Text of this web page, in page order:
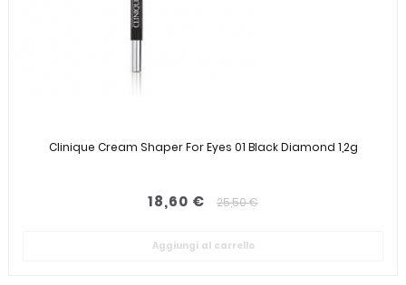
Clinique Cream Shaper For Eyes 01 Black Diamond 1,2g
18,60 € 25,50 €
Aggiungi al carrello